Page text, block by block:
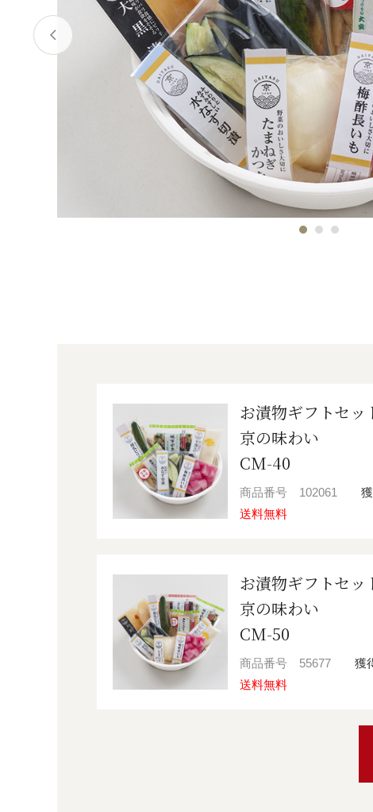
お漬物ギフトセッ
京の味わい
CM-40
商品番号 102061
送料無料
お漬物ギフトセッ
京の味わい
CM-50
商品番号 55677
獲
送料無料